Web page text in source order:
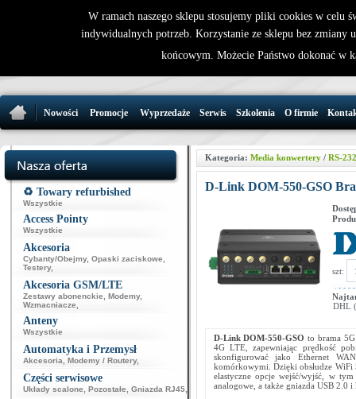
32 721 86
Nowości Promocje Wyprzedaże Serwis Szkolenia O firmie
♻️ Towary refurbished
Wszystkie
Access Pointy
Wszystkie
Akcesoria
Cybanty/Obejmy, Opaski zaciskowe
Testery,
Akcesoria GSM/LTE
Zestawy abonenckie Modemy,
Wzmacniacze
Anteny
Wszystkie
Automatyka i Przemysł
Akcesoria Modemy / Routery,
Części serwisowe
Układy scalone Pozostałe Gniazda RJ45
Kategoria: Media konwertery/ RS-
D-Link DOM-550-GSO
szt:
DHL
D-Link DOM-550-GSO to brama
4G LTE, zapewniając prędkość
skonfigurować jako Ethernet
komórkowymi. Dzięki obsłudze WiFi
elastyczne opcje wejść/wyjść, w
analogowe, a także gniazda USB 2.0
W ramach naszego sklepu stosujemy pliki cookies w celu
indywidualnych potrzeb. Korzystanie ze sklepu bez zmiany
końcowym. Możecie Państwo dokonać w